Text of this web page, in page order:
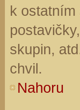
k ostatním
skupin,
chvil.
Nahoru